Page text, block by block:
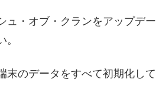
ュ・オブ・クランをアップデ
末のデータをすべて初期化して